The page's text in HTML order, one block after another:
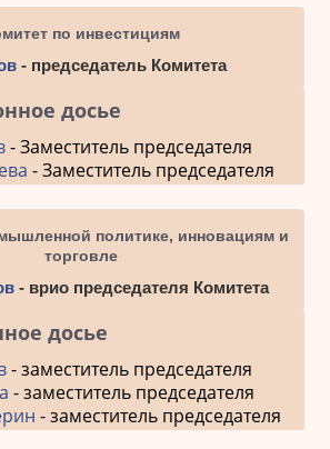
по инвестициям
- председатель Комитета
досье
- Заместитель председателя
- Заместитель председателя
политике, инновациям и
торговле
- врио председателя Комитета
досье
- заместитель председателя
- заместитель председателя
- заместитель председателя